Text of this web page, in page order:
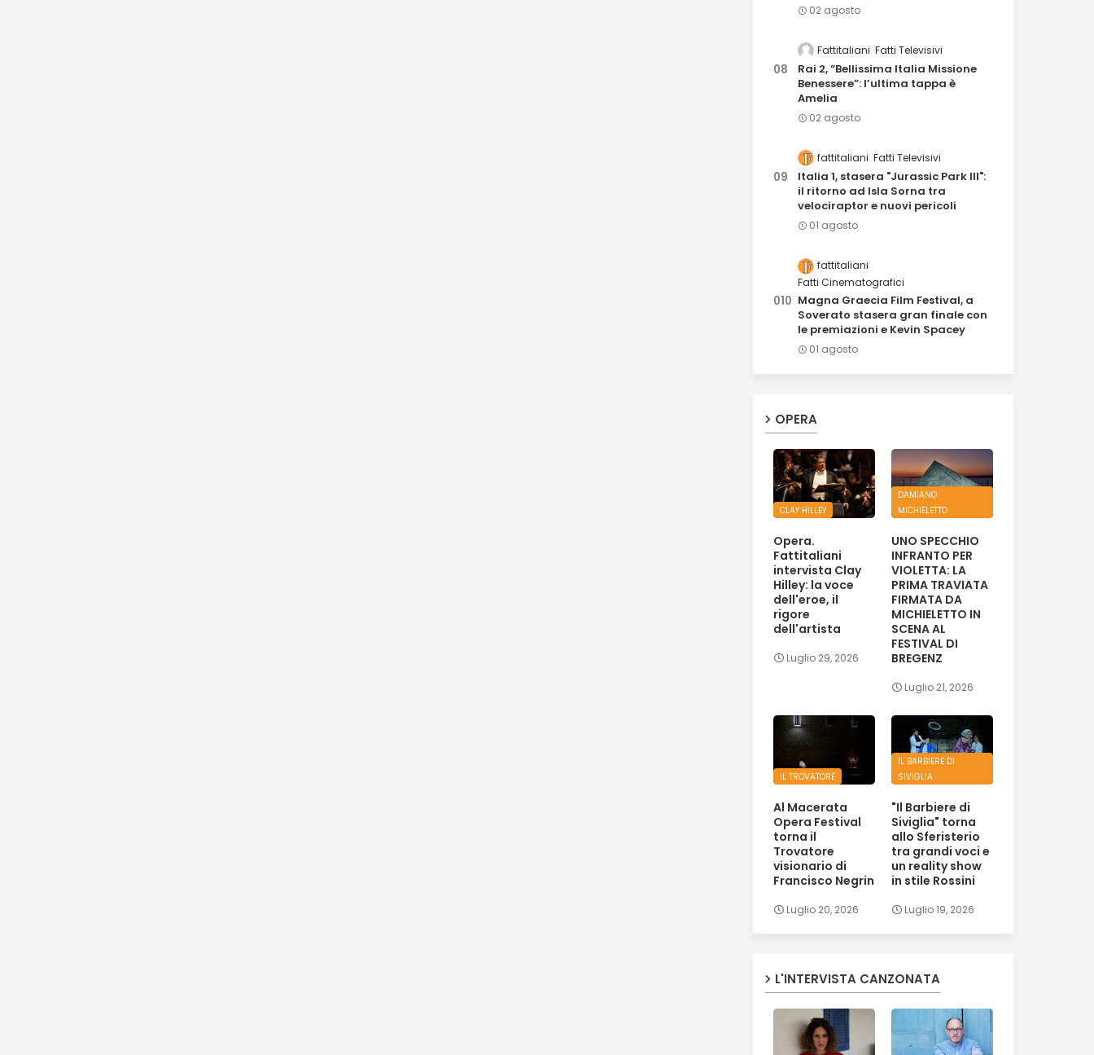
02 agosto
Fattitaliani Fatti Televisivi
Rai 2, “Bellissima Italia Missione
Benessere”: l’ultima tappa è
Amelia
02 agosto
fattitaliani Fatti Televisivi
Italia 1, stasera "Jurassic Park III":
il ritorno ad Isla Sorna tra
velociraptor e nuovi pericoli
01 agosto
fattitaliani
Fatti Cinematografici
Magna Graecia Film Festival, a
Soverato stasera gran finale con
le premiazioni e Kevin Spacey
01 agosto
OPERA
CLAY HILLEY
Opera.
Fattitaliani
intervista Clay
Hilley: la voce
dell'eroe, il
rigore
dell'artista
Luglio 29, 2026
DAMIANO
MICHIELETTO
UNO SPECCHIO
INFRANTO PER
VIOLETTA: LA
PRIMA TRAVIATA
FIRMATA DA
MICHIELETTO IN
SCENA AL
FESTIVAL DI
BREGENZ
Luglio 21, 2026
IL TROVATORE
Al Macerata
Opera Festival
torna il
Trovatore
visionario di
Francisco Negrin
Luglio 20, 2026
IL BARBIERE DI
SIVIGLIA
"Il Barbiere di
Siviglia" torna
allo Sferisterio
tra grandi voci e
un reality show
in stile Rossini
Luglio 19, 2026
L'INTERVISTA CANZONATA